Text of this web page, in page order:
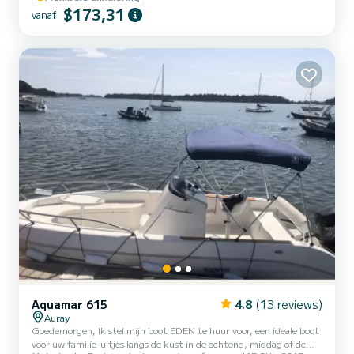
Onze Antarès 8 is uitgerust met alles wat nodig is voor een
aangename en veilige vaart: • GPS/Dieptemeter • VHF Radio •
vanaf $173,31
Aquamar 615 4.8 (13 reviews)
Auray
Goedemorgen, Ik stel mijn boot EDEN te huur voor, een ideale boot
voor uw familie-uitjes langs de kust in de ochtend, middag of de